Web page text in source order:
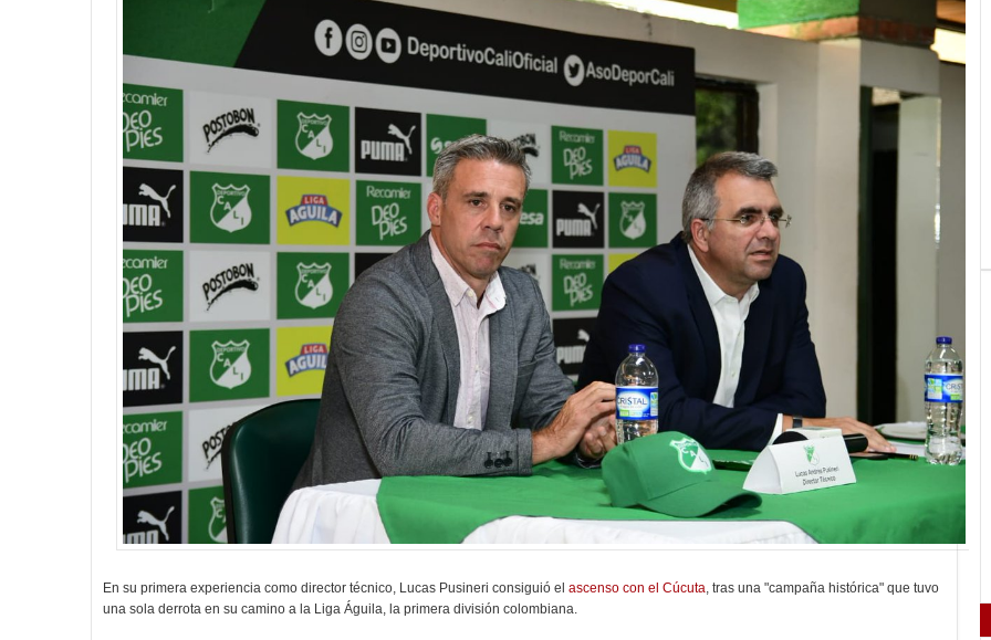
En su primera experiencia como director técnico, Lucas Pusineri consiguió el ascenso con el Cúcuta, tras una "campaña histórica" que tuvo
una sola derrota en su camino a la Liga Águila, la primera división colombiana.